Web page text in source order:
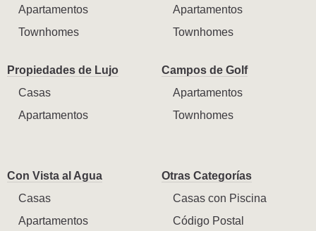
Apartamentos
Townhomes
Apartamentos
Townhomes
Propiedades de Lujo
Casas
Apartamentos
Campos de Golf
Apartamentos
Townhomes
Con Vista al Agua
Casas
Apartamentos
Otras Categorías
Casas con Piscina
Código Postal